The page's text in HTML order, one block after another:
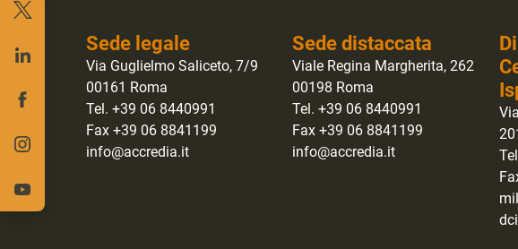
Sede legale
Via Guglielmo Saliceto, 7/9
00161 Roma
Tel. +39 06 8440991
Fax +39 06 8841199
info@accredia.it
Sede distaccata
Viale Regina Margherita, 262
00198 Roma
Tel. +39 06 8440991
Fax +39 06 8841199
info@accredia.it